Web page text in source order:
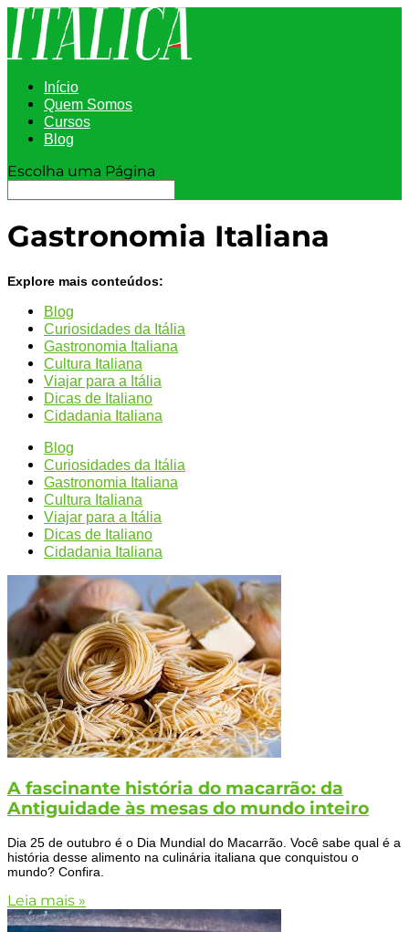
Início
Quem Somos
Cursos
Blog
Escolha uma Página
Gastronomia Italiana
Explore mais conteúdos:
Blog
Curiosidades da Itália
Gastronomia Italiana
Cultura Italiana
Viajar para a Itália
Dicas de Italiano
Cidadania Italiana
Blog
Curiosidades da Itália
Gastronomia Italiana
Cultura Italiana
Viajar para a Itália
Dicas de Italiano
Cidadania Italiana
A fascinante história do macarrão: da
Antiguidade às mesas do mundo inteiro
Dia 25 de outubro é o Dia Mundial do Macarrão. Você sabe qual é a
história desse alimento na culinária italiana que conquistou o
mundo? Confira.
Leia mais »